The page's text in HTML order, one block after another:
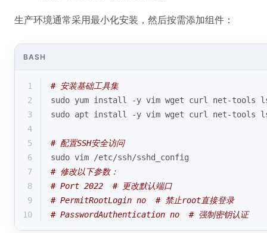
生产环境通常采用最小化安装，然后按需添加组件：
BASH
1
# 安装基础工具集
2
sudo yum install -y vim wget curl net-tools
3
sudo apt install -y vim wget curl net-tools
4
5
# 配置SSH安全访问
6
sudo vim /etc/ssh/sshd_config
7
# 修改以下参数：
8
# Port 2022  # 更改默认端口
9
# PermitRootLogin no  # 禁止root直接登录
10
# PasswordAuthentication no  # 强制密钥认证